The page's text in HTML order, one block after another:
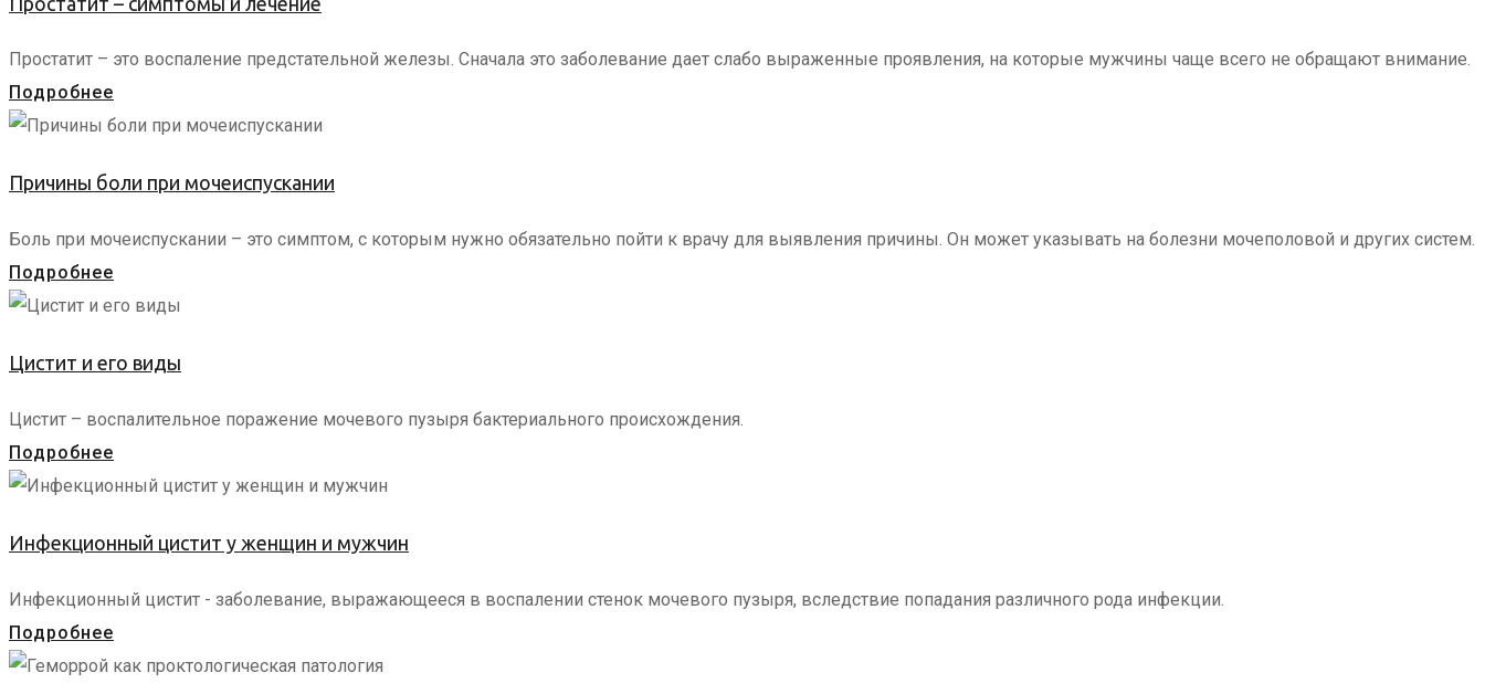
Простатит – это воспаление предстательной железы. Сначала это заболевание дает слабо выраженные проявления, на которые мужчины чаще всего не обращают внимание.
Подробнее
Причины боли при мочеиспускании
Боль при мочеиспускании – это симптом, с которым нужно обязательно пойти к врачу для выявления причины. Он может указывать на болезни мочеполовой и других систем.
Подробнее
Цистит и его виды
Цистит – воспалительное поражение мочевого пузыря бактериального происхождения.
Подробнее
Инфекционный цистит у женщин и мужчин
Инфекционный цистит - заболевание, выражающееся в воспалении стенок мочевого пузыря, вследствие попадания различного рода инфекции.
Подробнее